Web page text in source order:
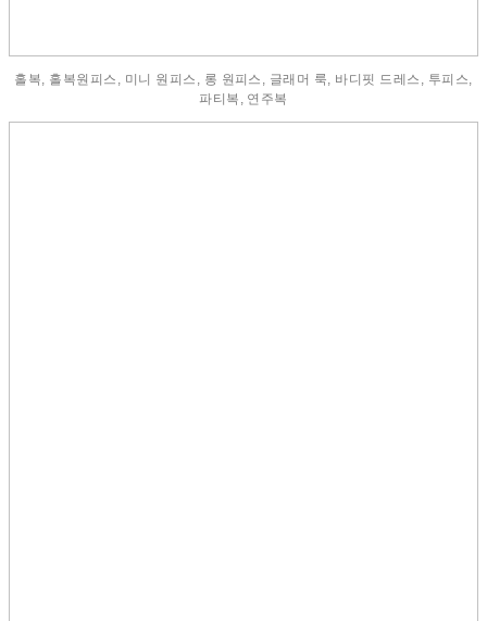
홀복, 홀복원피스, 미니 원피스, 롱 원피스, 글래머 룩, 바디핏 드레스, 투피스,
파티복, 연주복